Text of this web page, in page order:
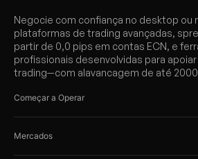
Negocie com confiança no desktop ou
plataformas de trading avançadas,
partir de 0,0 pips em contas ECN, e
profissionais desenvolvidas para
trading—com alavancagem de até
Começar a Operar
Mercados